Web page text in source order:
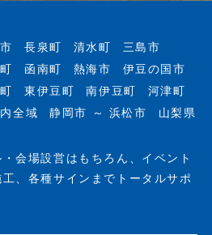
長泉町 清水町
三島市
函南町 熱海市
伊豆の国市
東伊豆町 南伊豆町
河津町
全域 静岡市 ～ 浜松市 山梨県
会場設営はもちろん、イベント
、各種サインまでトータルサポ